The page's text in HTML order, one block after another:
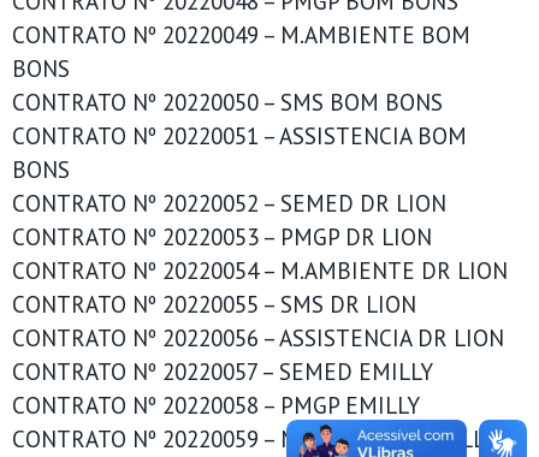
CONTRATO Nº 20220049 – M.AMBIENTE BOM
BONS
CONTRATO Nº 20220050 – SMS BOM BONS
CONTRATO Nº 20220051 – ASSISTENCIA BOM
BONS
CONTRATO Nº 20220052 – SEMED DR LION
CONTRATO Nº 20220053 – PMGP DR LION
CONTRATO Nº 20220054 – M.AMBIENTE DR LION
CONTRATO Nº 20220055 – SMS DR LION
CONTRATO Nº 20220056 – ASSISTENCIA DR LION
CONTRATO Nº 20220057 – SEMED EMILLY
CONTRATO Nº 20220058 – PMGP EMILLY
CONTRATO Nº 20220059 – M.AMBIENTE EMILLY